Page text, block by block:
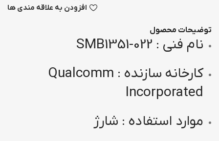
افزودن به علاقه مندی ها
توضیحات محصول
نام فنی : SMB1351-022
کارخانه سازنده : Qualcomm
Incorporated
موارد استفاده : شارژ